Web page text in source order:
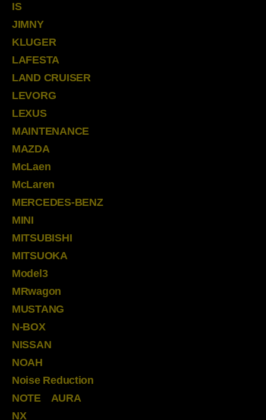
IS
JIMNY
KLUGER
LAFESTA
LAND CRUISER
LEVORG
LEXUS
MAINTENANCE
MAZDA
McLaen
McLaren
MERCEDES-BENZ
MINI
MITSUBISHI
MITSUOKA
Model3
MRwagon
MUSTANG
N-BOX
NISSAN
NOAH
Noise Reduction
NOTE AURA
NX